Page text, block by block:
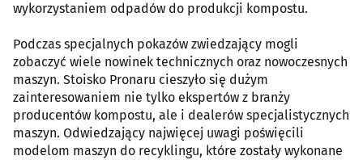
wykorzystaniem odpadów do produkcji kompostu.
Podczas specjalnych pokazów zwiedzający mogli
zobaczyć wiele nowinek technicznych oraz nowoczesnych
maszyn. Stoisko Pronaru cieszyło się dużym
zainteresowaniem nie tylko ekspertów z branży
producentów kompostu, ale i dealerów specjalistycznych
maszyn. Odwiedzający najwięcej uwagi poświęcili
modelom maszyn do recyklingu, które zostały wykonane